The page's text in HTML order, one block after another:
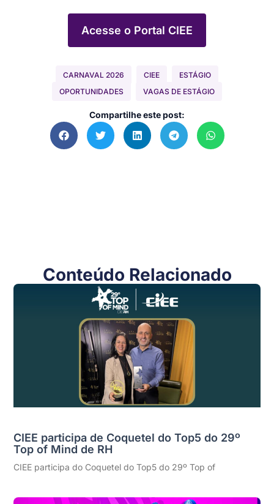
Acesse o Portal CIEE
CARNAVAL 2026 CIEE
ESTÁGIO
OPORTUNIDADES
VAGAS DE ESTÁGIO
Compartilhe este post:
Conteúdo Relacionado
CIEE participa de Coquetel do Top5 do 29º
Top of Mind de RH
CIEE participa do Coquetel do Top5 do 29º Top of